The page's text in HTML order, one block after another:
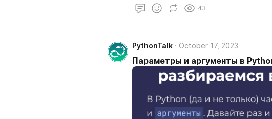
43
PythonTalk October 17, 2023
Параметры и аргументы в